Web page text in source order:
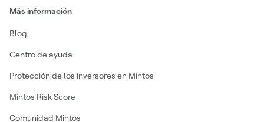
Más información
Blog
Centro de ayuda
Protección de los inversores en Mintos
Mintos Risk Score
Comunidad Mintos